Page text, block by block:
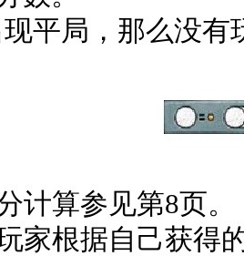
平局，那么没有
计算参见第8页。
家根据自己获得